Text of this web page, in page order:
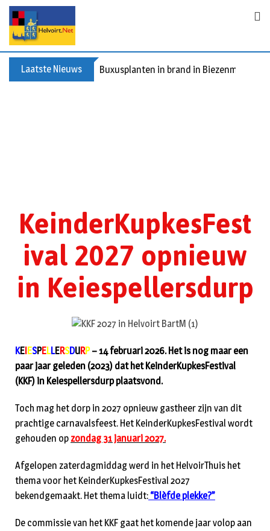
Laatste Nieuws Buxusplanten in brand in Biezenmortel,
KeinderKupkesFest
ival 2027 opnieuw
in Keiespellersdurp
KEIESPELLERSDURP– 14 februari 2026. Het is nog maar een
paar jaar geleden (2023) dat het KeinderKupkesFestival
(KKF) in Keiespellersdurp plaatsvond.
Toch mag het dorp in 2027 opnieuw gastheer zijn van dit
prachtige carnavalsfeest. Het KeinderKupkesFestival wordt
gehouden op zondag 31 januari 2027.
Afgelopen zaterdagmiddag werd in het HelvoirThuis het
thema voor het KeinderKupkesFestival 2027
bekendgemaakt. Het thema luidt: “Blèfde plekke?”
De commissie van het KKF gaat het komende jaar volop aan